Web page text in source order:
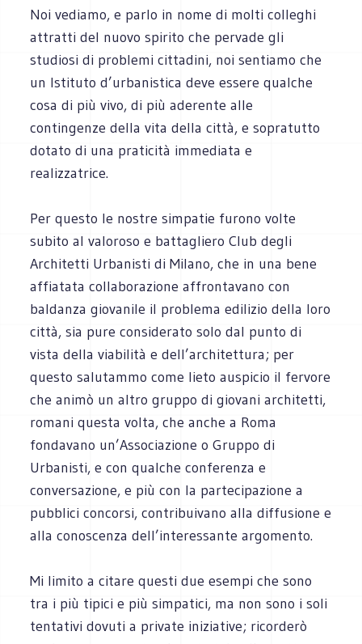
Noi vediamo, e parlo in nome di molti colleghi
attratti del nuovo spirito che pervade gli
studiosi di problemi cittadini, noi sentiamo che
un Istituto d’urbanistica deve essere qualche
cosa di più vivo, di più aderente alle
contingenze della vita della città, e sopratutto
dotato di una praticità immediata e
realizzatrice.
Per questo le nostre simpatie furono volte
subito al valoroso e battagliero Club degli
Architetti Urbanisti di Milano, che in una bene
affiatata collaborazione affrontavano con
baldanza giovanile il problema edilizio della loro
città, sia pure considerato solo dal punto di
vista della viabilità e dell’architettura; per
questo salutammo come lieto auspicio il fervore
che animò un altro gruppo di giovani architetti,
romani questa volta, che anche a Roma
fondavano un’Associazione o Gruppo di
Urbanisti, e con qualche conferenza e
conversazione, e più con la partecipazione a
pubblici concorsi, contribuivano alla diffusione e
alla conoscenza dell’interessante argomento.
Mi limito a citare questi due esempi che sono
tra i più tipici e più simpatici, ma non sono i soli
tentativi dovuti a private iniziative; ricorderò